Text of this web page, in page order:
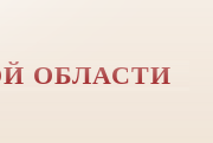
ОБЛАСТИ